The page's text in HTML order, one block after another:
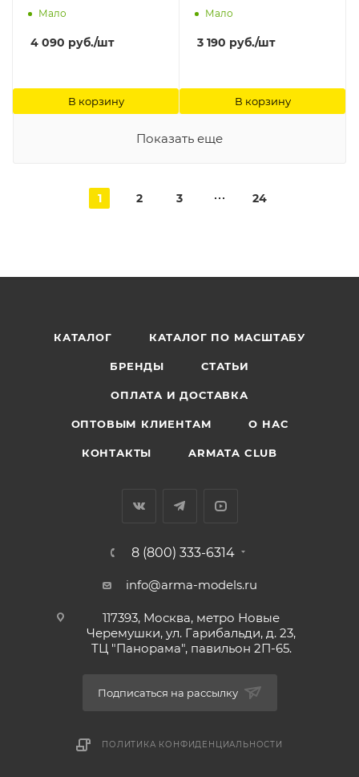
(RFM)
Мало
4 090 руб./шт
В корзину
Friulmodel
Мало
3 190 руб./шт
В корзину
Показать еще
1 2 3 24
КАТАЛОГ КАТАЛОГ ПО МАСШТАБУ
БРЕНДЫ СТАТЬИ
ОПЛАТА И ДОСТАВКА
ОПТОВЫМ КЛИЕНТАМ О НАС
КОНТАКТЫ ARMATA CLUB
8 (800) 333-6314
info@arma-models.ru
117393, Москва, метро Новые
Черемушки, ул. Гарибальди, д. 23,
ТЦ "Панорама", павильон 2П-65.
Подписаться на рассылку
ПОЛИТИКА КОНФИДЕНЦИАЛЬНОСТИ